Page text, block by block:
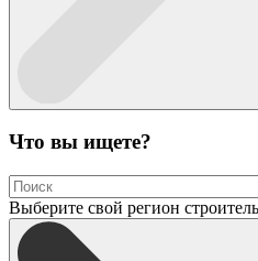
Что вы ищете?
Выберите свой регион